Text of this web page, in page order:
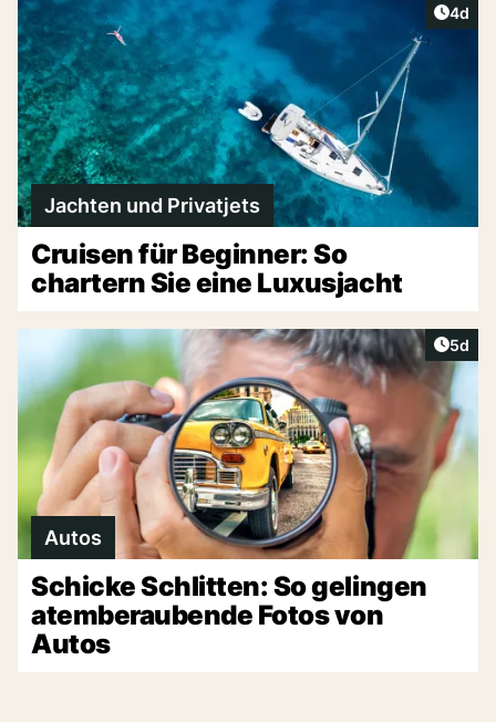
4d
Jachten und Privatjets
Cruisen für Beginner: So
chartern Sie eine Luxusjacht
5d
Autos
Schicke Schlitten: So gelingen
atemberaubende Fotos von
Autos